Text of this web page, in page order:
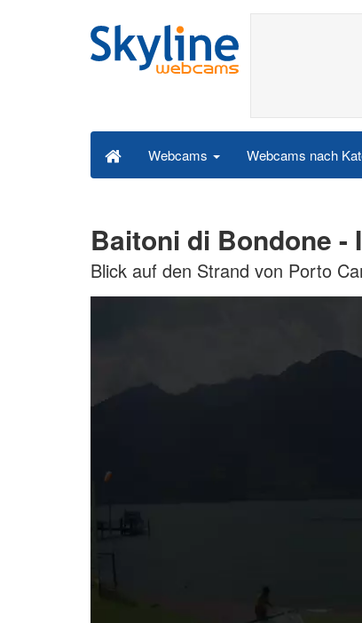
Webcams Webcams nach
Baitoni di Bondone -
Blick auf den Strand von Porto